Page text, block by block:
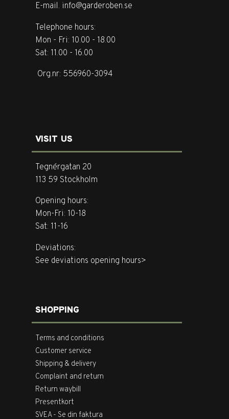
E-mail. info@garderoben.se
Telephone hours:
Mon - Fri: 10.00 - 18.00
Sat: 11.00 - 16.00
Org.nr: 556960-3094
VISIT US
Tegnérgatan 20
113 59 Stockholm
Opening hours:
Mon-Fri: 10-18
Sat: 11-16
Deviations:
See deviations opening hours>
SHOPPING
Terms and conditions
Customer service
Shipping & delivery
Complaint and return
Return waybill
Presentkort
SVEA - Se din faktura